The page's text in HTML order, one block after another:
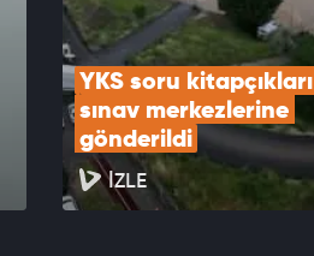
YKS soru kitapçıkları
sınav merkezlerine
gönderildi
İZLE